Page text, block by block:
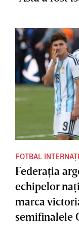
FOTBAL
Federaţia
echipelor
marca
semifinalele